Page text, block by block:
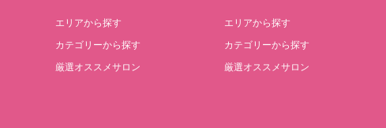
エリアから探す
カテゴリーから探す
厳選オススメサロン
エリアから探す
カテゴリーから探す
厳選オススメサロン